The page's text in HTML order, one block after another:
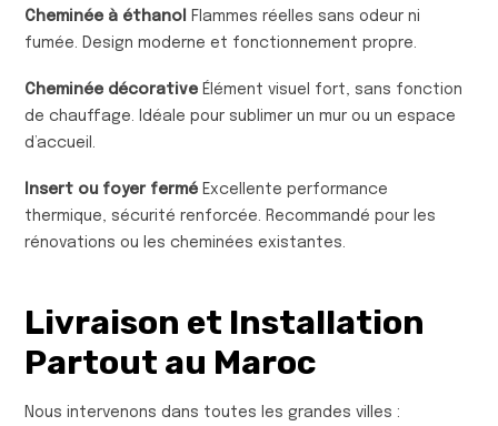
Cheminée à éthanol
Flammes réelles sans odeur ni
fumée. Design moderne et fonctionnement propre.
Cheminée décorative Élément visuel fort, sans fonction
de chauffage. Idéale pour sublimer un mur ou un espace
d’accueil.
Insert ou foyer fermé Excellente performance
thermique, sécurité renforcée. Recommandé pour les
rénovations ou les cheminées existantes.
Livraison et Installation
Partout au Maroc
Nous intervenons dans toutes les grandes villes :